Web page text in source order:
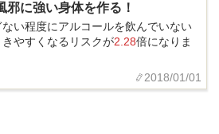
に強い身体を作る！
い程度にアルコールを飲んでいない
やすくなるリスクが2.28倍になりま
2018/01/01